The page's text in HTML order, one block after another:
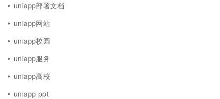
uniapp部署文档
uniapp网站
uniapp校园
uniapp服务
uniapp高校
uniapp ppt